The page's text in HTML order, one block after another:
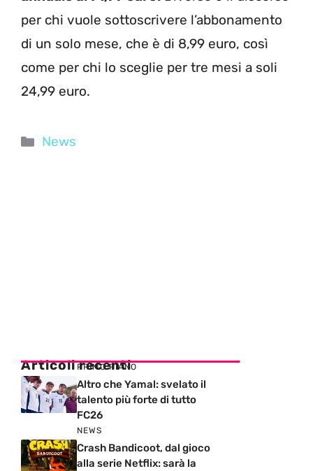
per chi vuole sottoscrivere l’abbonamento
di un solo mese, che è di 8,99 euro, così
come per chi lo sceglie per tre mesi a soli
24,99 euro.
Categorie
News
Articoli recenti
PRIMO PIANO
Altro che Yamal: svelato il
talento più forte di tutto
FC26
NEWS
Crash Bandicoot, dal gioco
alla serie Netflix: sarà la